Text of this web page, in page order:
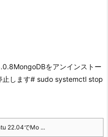
MongoDBをアンインストー
止します# sudo systemctl stop
22.04でMo ...